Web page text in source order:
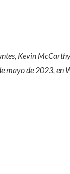
Kevin
mayo de 2023,